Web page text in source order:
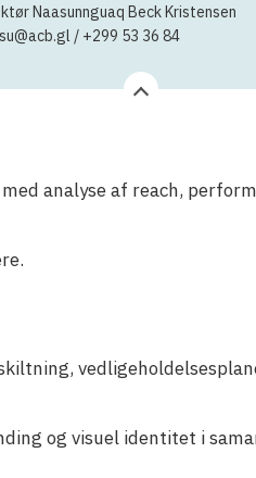
Naasunnguaq Beck Kristensen
/ +299 53 36 84
analyse af reach,
og visuel identitet i